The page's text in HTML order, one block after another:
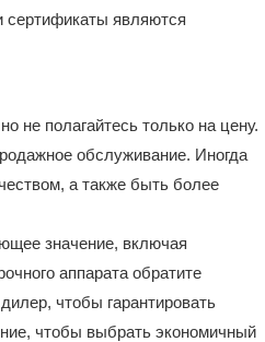
сертификаты являются
не полагайтесь только на цену.
обслуживание. Иногда
а также быть более
значение, включая
аппарата обратите
чтобы гарантировать
чтобы выбрать экономичный